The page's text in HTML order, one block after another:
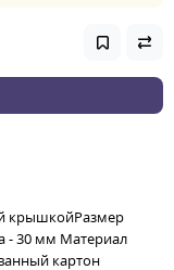
крышкойРазмер
- 30 мм Материал
картон